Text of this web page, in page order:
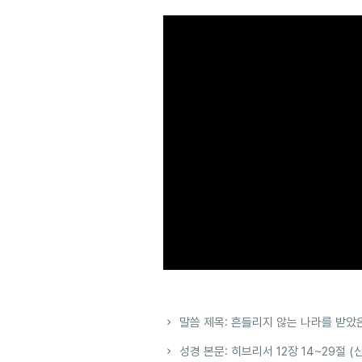
말씀 제목: 흔들리지 않는 나라를 받았
성경 본문: 히브리서 12장 14~29절 (